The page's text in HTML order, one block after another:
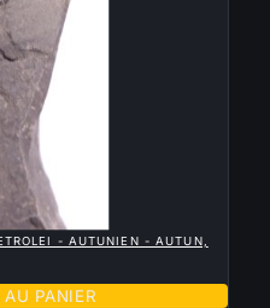
- AUTUNIEN - AUTUN,
PANIER